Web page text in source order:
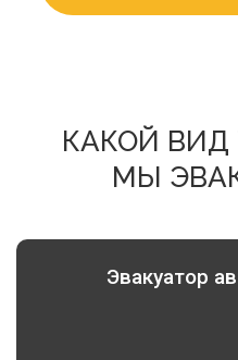
КАКОЙ ВИД
МЫ
Эвакуатор